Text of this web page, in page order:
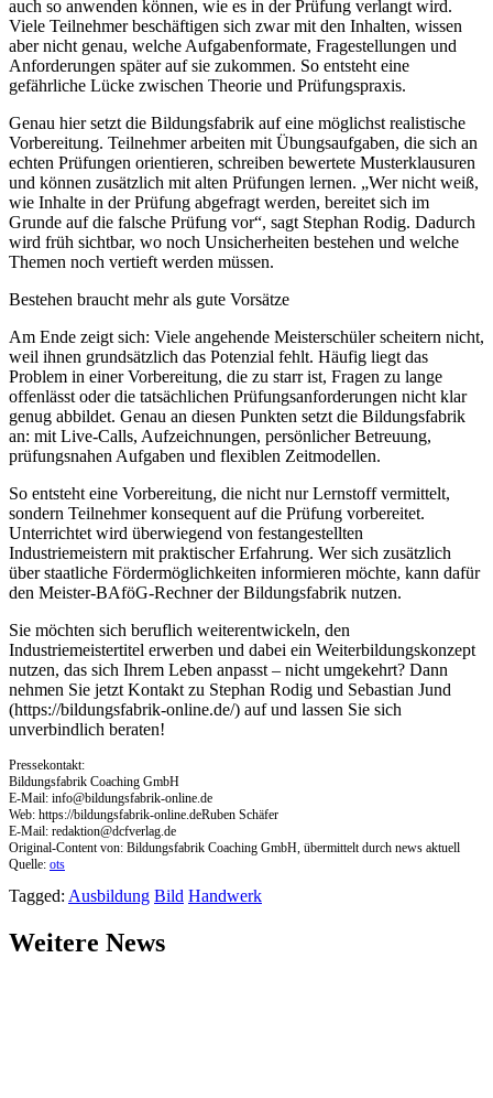
auch so anwenden können, wie es in der Prüfung verlangt wird.
Viele Teilnehmer beschäftigen sich zwar mit den Inhalten, wissen
aber nicht genau, welche Aufgabenformate, Fragestellungen und
Anforderungen später auf sie zukommen. So entsteht eine
gefährliche Lücke zwischen Theorie und Prüfungspraxis.
Genau hier setzt die Bildungsfabrik auf eine möglichst realistische
Vorbereitung. Teilnehmer arbeiten mit Übungsaufgaben, die sich an
echten Prüfungen orientieren, schreiben bewertete Musterklausuren
und können zusätzlich mit alten Prüfungen lernen. „Wer nicht weiß,
wie Inhalte in der Prüfung abgefragt werden, bereitet sich im
Grunde auf die falsche Prüfung vor“, sagt Stephan Rodig. Dadurch
wird früh sichtbar, wo noch Unsicherheiten bestehen und welche
Themen noch vertieft werden müssen.
Bestehen braucht mehr als gute Vorsätze
Am Ende zeigt sich: Viele angehende Meisterschüler scheitern nicht,
weil ihnen grundsätzlich das Potenzial fehlt. Häufig liegt das
Problem in einer Vorbereitung, die zu starr ist, Fragen zu lange
offenlässt oder die tatsächlichen Prüfungsanforderungen nicht klar
genug abbildet. Genau an diesen Punkten setzt die Bildungsfabrik
an: mit Live-Calls, Aufzeichnungen, persönlicher Betreuung,
prüfungsnahen Aufgaben und flexiblen Zeitmodellen.
So entsteht eine Vorbereitung, die nicht nur Lernstoff vermittelt,
sondern Teilnehmer konsequent auf die Prüfung vorbereitet.
Unterrichtet wird überwiegend von festangestellten
Industriemeistern mit praktischer Erfahrung. Wer sich zusätzlich
über staatliche Fördermöglichkeiten informieren möchte, kann dafür
den Meister-BAföG-Rechner der Bildungsfabrik nutzen.
Sie möchten sich beruflich weiterentwickeln, den
Industriemeistertitel erwerben und dabei ein Weiterbildungskonzept
nutzen, das sich Ihrem Leben anpasst – nicht umgekehrt? Dann
nehmen Sie jetzt Kontakt zu Stephan Rodig und Sebastian Jund
(https://bildungsfabrik-online.de/) auf und lassen Sie sich
unverbindlich beraten!
Pressekontakt:
Bildungsfabrik Coaching GmbH
E-Mail: info@bildungsfabrik-online.de
Web: https://bildungsfabrik-online.deRuben Schäfer
E-Mail: redaktion@dcfverlag.de
Original-Content von: Bildungsfabrik Coaching GmbH, übermittelt durch news aktuell
Quelle: ots
Tagged: Ausbildung Bild Handwerk
Weitere News